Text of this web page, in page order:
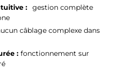
: gestion complète
câblage complexe dans
: fonctionnement sur